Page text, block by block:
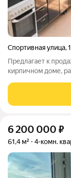
Спортивная улица,
Предлагает к
кирпичном доме,
инфраструктуру и
из n (кирпичный
6 200 000 ₽
61,4 м² 4-комн.